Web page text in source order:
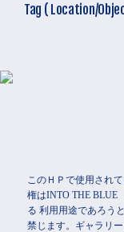
Tag ( Location/
このＨＰで使用され
権はINTO THE
る 利用用途であろう
禁じます。ギャラリ